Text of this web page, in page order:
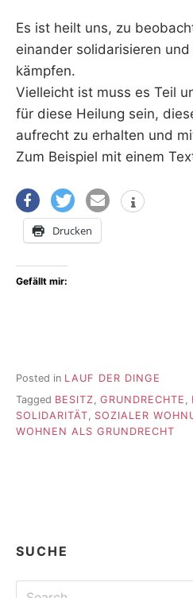
Es ist heilt uns, zu
einander solidarisieren
kämpfen.
Vielleicht ist muss es Teil
für diese Heilung sein,
aufrecht zu erhalten und
Zum Beispiel mit einem
Drucken
Gefällt mir:
Posted in LAUF DER DINGE
Tagged BESITZ GRUNDRECHTE
SOLIDARITÄT
SOZIALER
WOHNEN ALS GRUNDRECHT
SUCHE
Search